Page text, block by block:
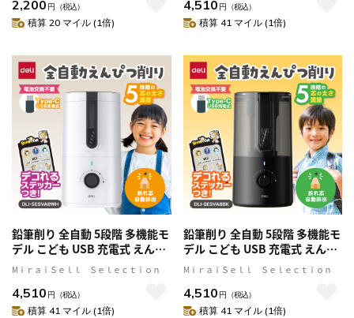
SESVA13PK
2,200 円 （税込）
積算 20 マイル (1倍)
SESVA8BL
4,510 円 （税込）
積算 41 マイル (1倍)
鉛筆削り 全自動 5段階 多機能モ
デル こども USB 充電式 えんぴ
つ削り 折れ芯自動排出 加熱時
動作ロック ホワイト DLI-
SESVA8WH
MⅰｒａｉＳｅｌｌ Ｓｅｌｅｃｔｉｏｎ
4,510 円 （税込）
積算 41 マイル (1倍)
鉛筆削り 全自動 5段階 多機能モ
デル こども USB 充電式 えんぴ
つ削り 折れ芯自動排出 加熱時
動作ロック ブラック DLI-
SESVA8BK
MⅰｒａｉＳｅｌｌ Ｓｅｌｅｃｔｉｏｎ
4,510 円 （税込）
積算 41 マイル (1倍)